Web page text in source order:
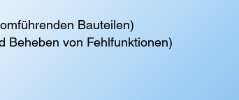
Bauteilen)
Beheben von Fehlfunktionen)